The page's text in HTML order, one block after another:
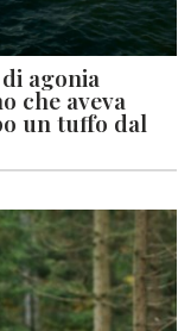
agonia
che aveva
un tuffo dal